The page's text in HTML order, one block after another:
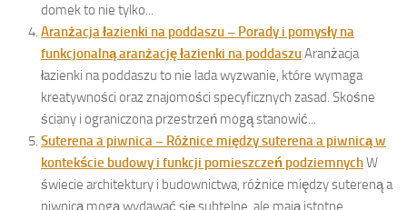
domek to nie tylko...
Aranżacja łazienki na poddaszu – Porady i pomysły na
funkcjonalną aranżację łazienki na poddaszuAranżacja
łazienki na poddaszu to nie lada wyzwanie, które wymaga
kreatywności oraz znajomości specyficznych zasad. Skośne
ściany i ograniczona przestrzeń mogą stanowić...
Suterena a piwnica – Różnice między suterena a piwnicą w
kontekście budowy i funkcji pomieszczeń podziemnychW
świecie architektury i budownictwa, różnice między sutereną a
piwnicą mogą wydawać się subtelne, ale mają istotne